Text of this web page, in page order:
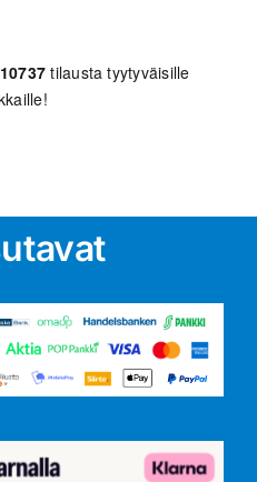
10737 tilausta tyytyväisille